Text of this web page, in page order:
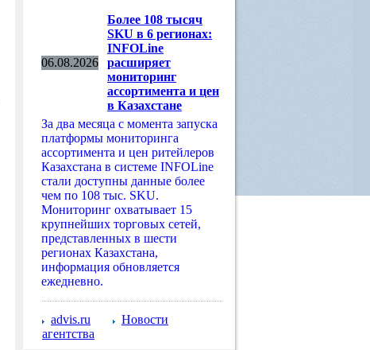
06.08.2026
Более 108 тысяч
SKU в 6 регионах:
INFOLine
расширяет
мониторинг
ассортимента и цен
в Казахстане
За два месяца с момента запуска
платформы мониторинга
ассортимента и цен ритейлеров
Казахстана в системе INFOLine
стали доступны данные более
чем по 108 тыс. SKU.
Мониторинг охватывает 15
крупнейших торговых сетей,
представленных в шести
регионах Казахстана,
информация обновляется
ежедневно.
advis.ru
Новости
агентства